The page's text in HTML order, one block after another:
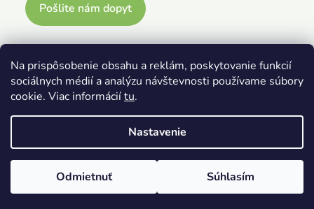
Na prispôsobenie obsahu a reklám, poskytovanie funkcií
sociálnych médií a analýzu návštevnosti používame súbory
cookie. Viac informáciítu.
Nastavenie
Odmietnuť Súhlasím
Pošlite nám dopyt
Vytvoril Shoptet
Copyright 2026Playatelier.eu
. Všetky práva vyhradené.
Upraviť nastavenie cookies